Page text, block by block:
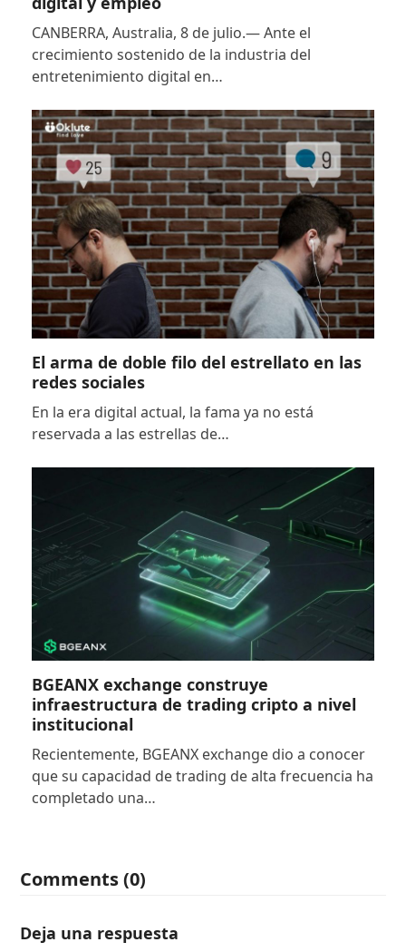
CANBERRA, Australia, 8 de julio.— Ante el
crecimiento sostenido de la industria del
entretenimiento digital en…
El arma de doble filo del estrellato en las
redes sociales
En la era digital actual, la fama ya no está
reservada a las estrellas de…
BGEANX exchange construye
infraestructura de trading cripto a nivel
institucional
Recientemente, BGEANX exchange dio a conocer
que su capacidad de trading de alta frecuencia ha
completado una…
Comments (0)
Deja una respuesta